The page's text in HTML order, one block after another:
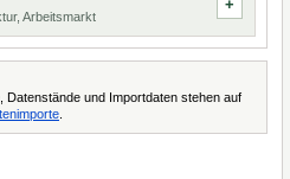
Arbeitsmarkt
Datenstände und Importdaten stehen auf